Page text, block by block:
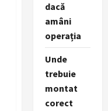
dacă
amâni
operația
Unde
trebuie
montat
corect